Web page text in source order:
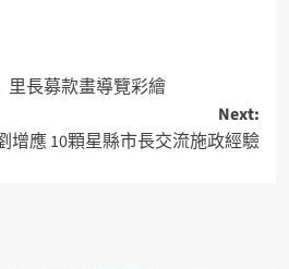
里長募款畫導覽彩繪
Next:
增應 10顆星縣市長交流施政經驗